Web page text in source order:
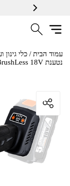
עמוד הבית / כלי גינון
נטענת BrushLess 18V – גוף בלבד דגם 100411-020 מבית Hunter